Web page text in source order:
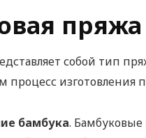
пряжа
собой тип
процесс изготовления
бамбука.